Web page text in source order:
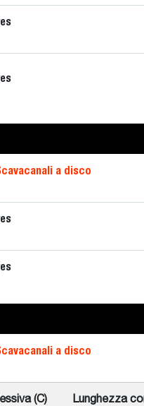
a disco
a disco
(C)
Lunghezza